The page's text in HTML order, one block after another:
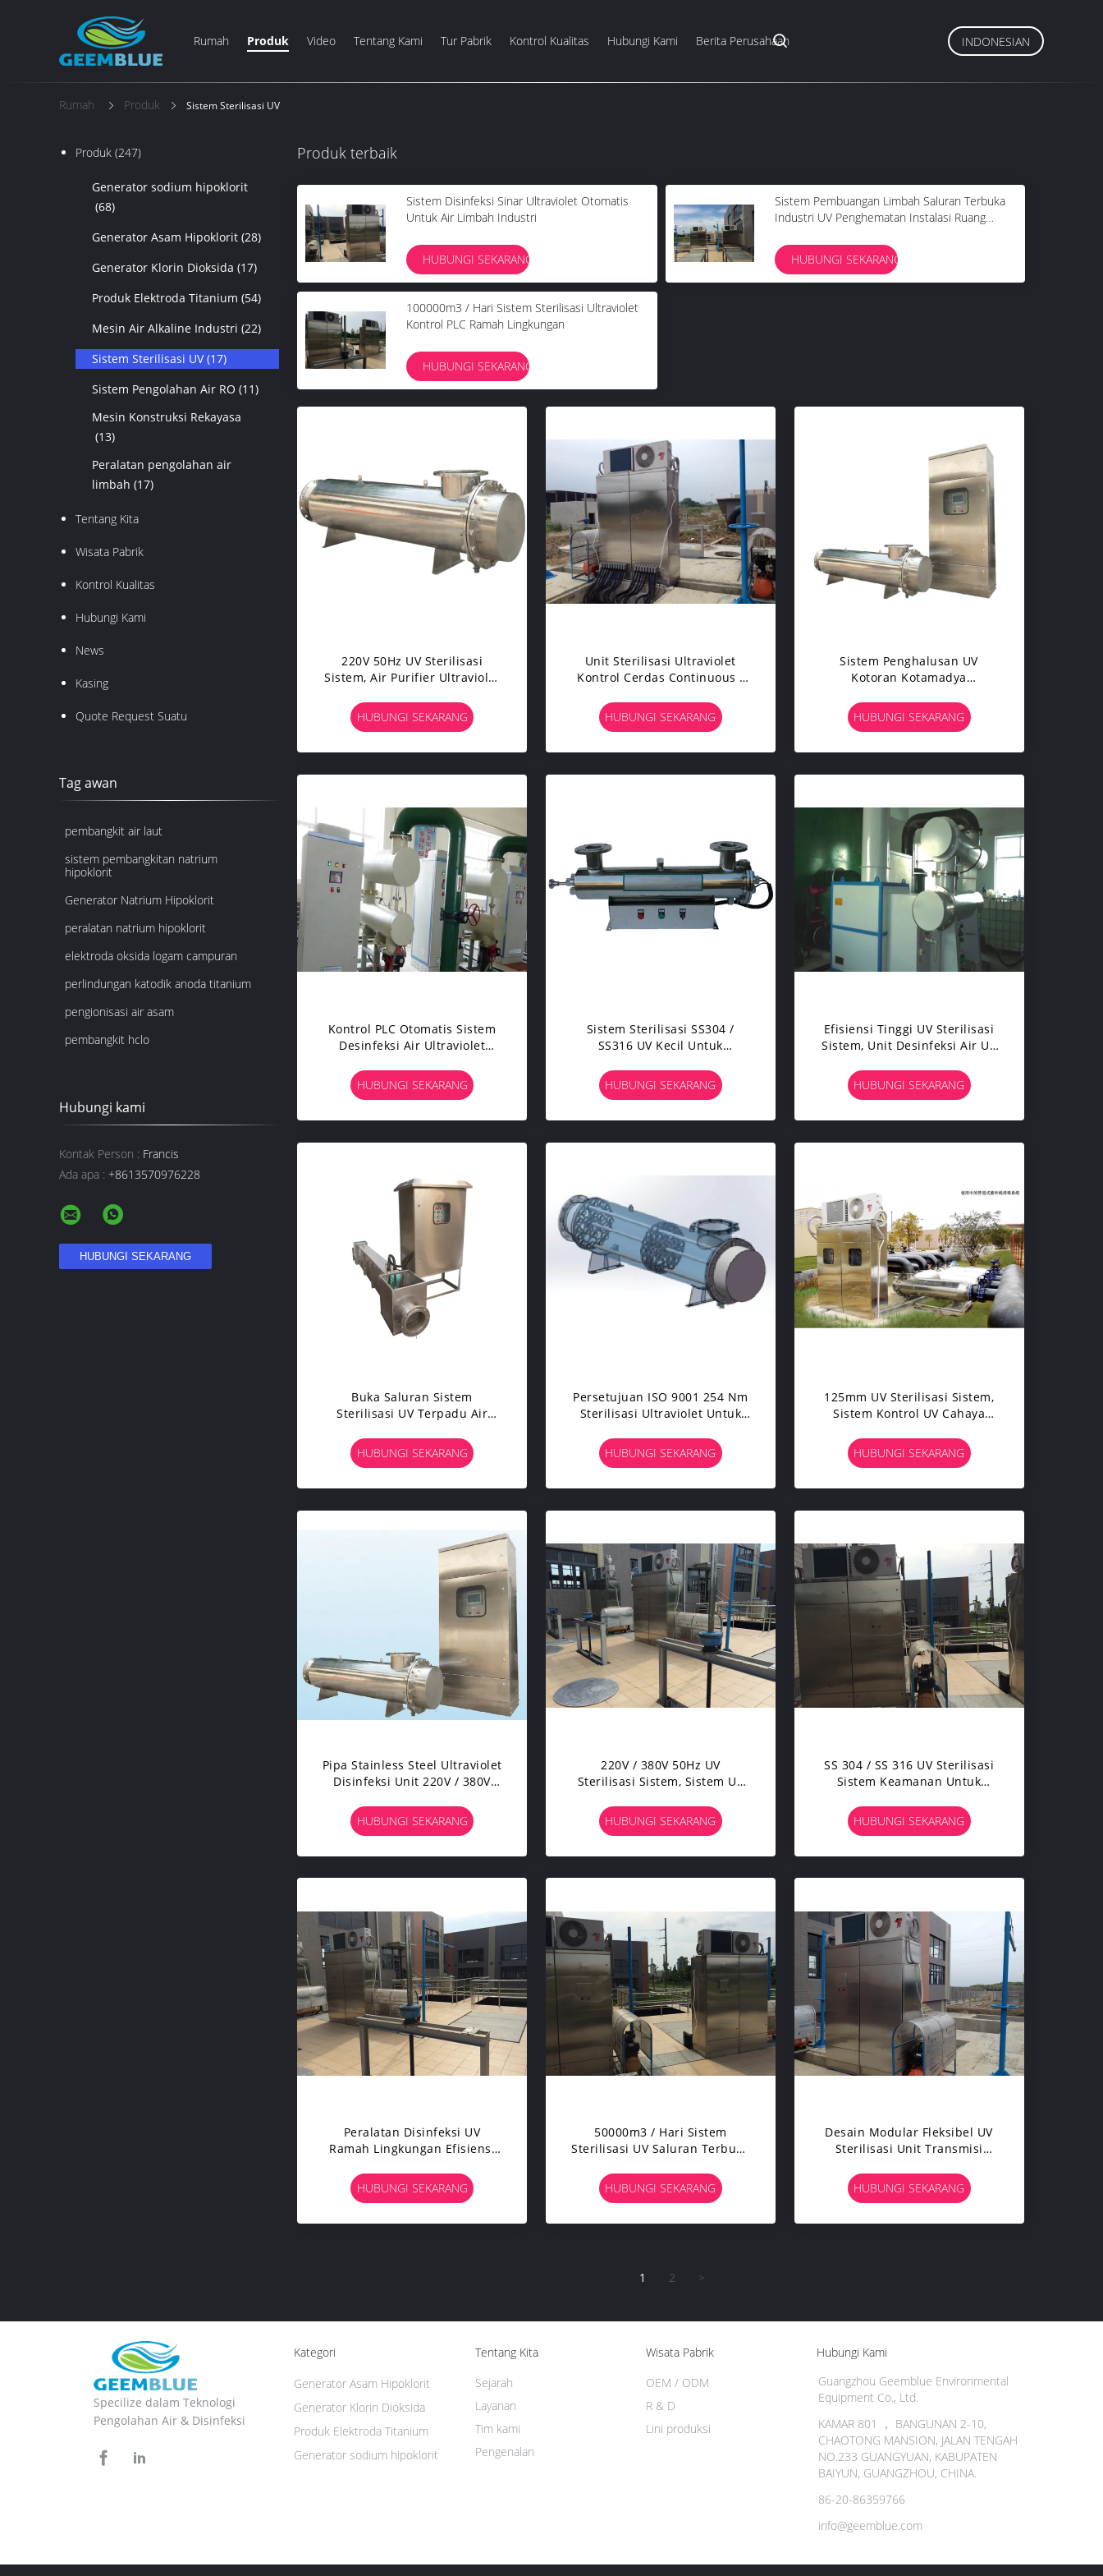
Rumah Produk Video Tentang Kami Tur Pabrik Kontrol Kualitas Hubungi Kami Berita Perusahaan INDONESIAN
Rumah Produk Sistem Sterilisasi UV
Produk (247)
Generator sodium hipoklorit
(68)
Generator Asam Hipoklorit (28)
Generator Klorin Dioksida (17)
Produk Elektroda Titanium (54)
Mesin Air Alkaline Industri (22)
Sistem Sterilisasi UV (17)
Sistem Pengolahan Air RO (11)
Mesin Konstruksi Rekayasa
(13)
Peralatan pengolahan air
limbah (17)
Tentang Kita
Wisata Pabrik
Kontrol Kualitas
Hubungi Kami
News
Kasing
Quote Request Suatu
Tag awan
pembangkit air laut
sistem pembangkitan natrium
hipoklorit
Generator Natrium Hipoklorit
peralatan natrium hipoklorit
elektroda oksida logam campuran
perlindungan katodik anoda titanium
pengionisasi air asam
pembangkit hclo
Hubungi kami
Kontak Person : Francis
Ada apa : +8613570976228
Produk terbaik
Sistem Disinfeksi Sinar Ultraviolet Otomatis
Untuk Air Limbah Industri
HUBUNGI SEKARANG
Sistem Pembuangan Limbah Saluran Terbuka
Industri UV Penghematan Instalasi Ruang
HUBUNGI SEKARANG
100000m3 / Hari Sistem Sterilisasi Ultraviolet
Kontrol PLC Ramah Lingkungan
HUBUNGI SEKARANG
220V 50Hz UV Sterilisasi
Sistem, Air Purifier Ultraviolet
HUBUNGI SEKARANG
Unit Sterilisasi Ultraviolet
Kontrol Cerdas Continuous /
HUBUNGI SEKARANG
Sistem Penghalusan UV
Kotoran Kotamadya
Air Ultraviolet
HUBUNGI SEKARANG
Kontrol PLC Otomatis Sistem
Desinfeksi Air Ultraviolet
HUBUNGI SEKARANG
Sistem Sterilisasi SS304 /
SS316 UV Kecil Untuk
HUBUNGI SEKARANG
Efisiensi Tinggi UV Sterilisasi
Sistem, Unit Desinfeksi Air UV
HUBUNGI SEKARANG
Buka Saluran Sistem
Sterilisasi UV Terpadu Air
HUBUNGI SEKARANG
Persetujuan ISO 9001 254 Nm
Sterilisasi Ultraviolet Untuk
HUBUNGI SEKARANG
125mm UV Sterilisasi Sistem,
Sistem Kontrol UV Cahaya
HUBUNGI SEKARANG
Pipa Stainless Steel Ultraviolet
Disinfeksi Unit 220V / 380V
HUBUNGI SEKARANG
220V / 380V 50Hz UV
Sterilisasi Sistem, Sistem UV
Air Limbah
HUBUNGI SEKARANG
SS 304 / SS 316 UV Sterilisasi
Sistem Keamanan Untuk
HUBUNGI SEKARANG
Peralatan Disinfeksi UV
Ramah Lingkungan Efisiensi
Limbah
HUBUNGI SEKARANG
50000m3 / Hari Sistem
Sterilisasi UV Saluran Terbuka
HUBUNGI SEKARANG
Desain Modular Fleksibel UV
Sterilisasi Unit Transmisi
HUBUNGI SEKARANG
1 2 >
Specilize dalam Teknologi
Pengolahan Air & Disinfeksi
Kategori
Generator sodium hipoklorit
Generator Asam Hipoklorit
Generator Klorin Dioksida
Produk Elektroda Titanium
Tentang Kita
Pengenalan
Sejarah
Layanan
Tim kami
Wisata Pabrik
Lini produksi
OEM / ODM
R & D
Hubungi Kami
Guangzhou Geemblue Environmental
Equipment Co., Ltd.
KAMAR 801 ， BANGUNAN 2-10,
CHAOTONG MANSION, JALAN TENGAH
NO.233 GUANGYUAN, KABUPATEN
BAIYUN, GUANGZHOU, CHINA.
86-20-86359766
info@geemblue.com